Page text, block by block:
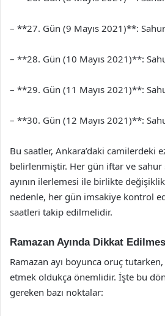
– **27. Gün (9 Mayıs 2021)**:
– **28. Gün (10 Mayıs 2021)**:
– **29. Gün (11 Mayıs 2021)**:
– **30. Gün (12 Mayıs 2021)**:
Bu saatler, Ankara’daki camilerdeki
belirlenmiştir. Her gün iftar ve sahur
ayının ilerlemesi ile birlikte
nedenle, her gün imsakiye kontrol
saatleri takip edilmelidir.
Ramazan Ayında Dikkat
Ramazan ayı boyunca oruç tutarken,
etmek oldukça önemlidir. İşte bu
gereken bazı noktalar: